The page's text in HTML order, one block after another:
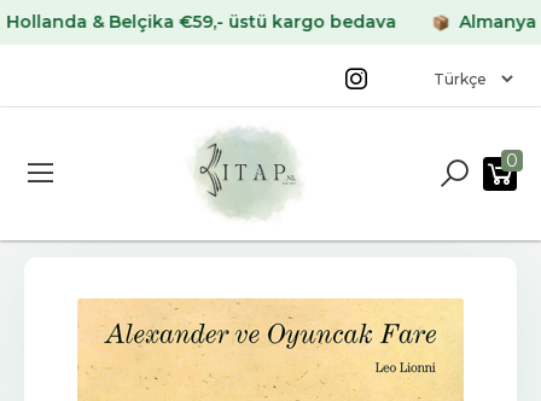
& Belçika €59,- üstü kargo bedava Almanya &
0